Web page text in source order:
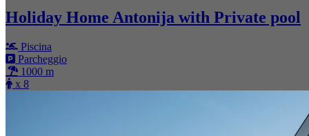
Holiday Home Antonija with Private pool
Piscina
Parcheggio
1000 m
x 8